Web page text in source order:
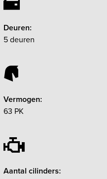
Deuren:
5 deuren
Vermogen:
63 PK
Aantal cilinders: